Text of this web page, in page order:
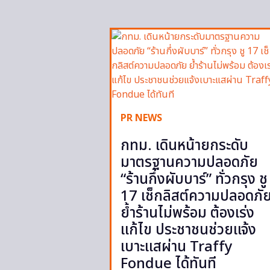
PR NEWS
กทม. เดินหน้ายกระดับ
มาตรฐานความปลอดภัย
“ร้านกึ่งผับบาร์” ทั่วกรุง ชู
17 เช็กลิสต์ความปลอดภั
ย้ำร้านไม่พร้อม ต้องเร่ง
แก้ไข ประชาชนช่วยแจ้ง
เบาะแสผ่าน Traffy
Fondue ได้ทันที